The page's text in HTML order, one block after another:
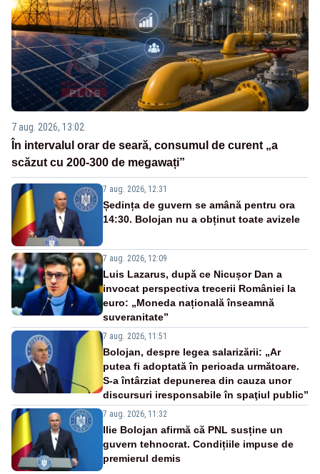
7 aug. 2026, 13:02
În intervalul orar de seară, consumul de curent „a
scăzut cu 200-300 de megawați”
7 aug. 2026, 12:31
Ședința de guvern se amână pentru ora
14:30. Bolojan nu a obținut toate avizele
7 aug. 2026, 12:09
Luis Lazarus, după ce Nicușor Dan a
invocat perspectiva trecerii României la
euro: „Moneda națională înseamnă
suveranitate”
7 aug. 2026, 11:51
Bolojan, despre legea salarizării: „Ar
putea fi adoptată în perioada următoare.
S-a întârziat depunerea din cauza unor
discursuri iresponsabile în spaţiul public”
7 aug. 2026, 11:32
Ilie Bolojan afirmă că PNL susține un
guvern tehnocrat. Condițiile impuse de
premierul demis